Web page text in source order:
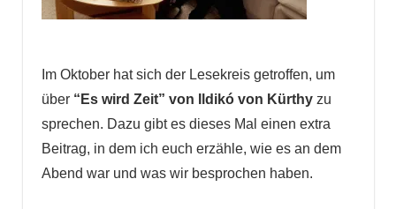
Im Oktober hat sich der Lesekreis getroffen, um
über “Es wird Zeit” von Ildikó von Kürthyzu
sprechen. Dazu gibt es dieses Mal einen extra
Beitrag, in dem ich euch erzähle, wie es an dem
Abend war und was wir besprochen haben.